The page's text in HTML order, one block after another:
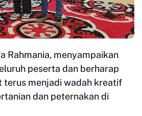
Rahmania, menyampaikan
peserta dan berharap
terus menjadi wadah kreatif
dan peternakan di